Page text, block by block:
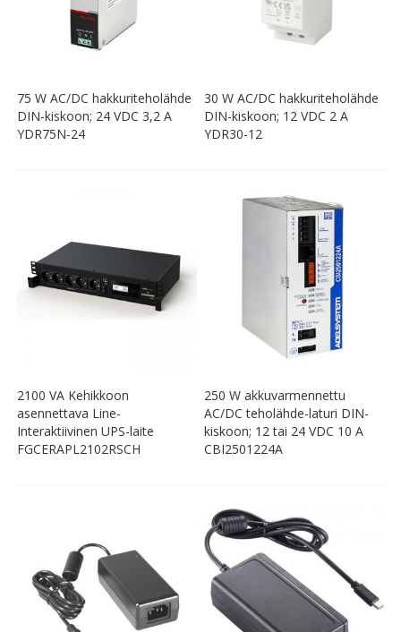
75 W AC/DC hakkuriteholähde
DIN-kiskoon; 24 VDC 3,2 A
YDR75N-24
30 W AC/DC hakkuriteholähde
DIN-kiskoon; 12 VDC 2 A
YDR30-12
2100 VA Kehikkoon
asennettava Line-
Interaktiivinen UPS-laite
FGCERAPL2102RSCH
250 W akkuvarmennettu
AC/DC teholähde-laturi DIN-
kiskoon; 12 tai 24 VDC 10 A
CBI2501224A